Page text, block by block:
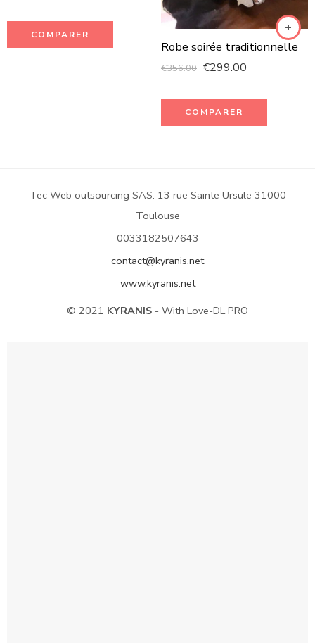
COMPARER
Robe soirée traditionnelle
€356.00 €299.00
COMPARER
Tec Web outsourcing SAS. 13 rue Sainte Ursule 31000
Toulouse
0033182507643
contact@kyranis.net
www.kyranis.net
© 2021 KYRANIS - With Love-DL PRO